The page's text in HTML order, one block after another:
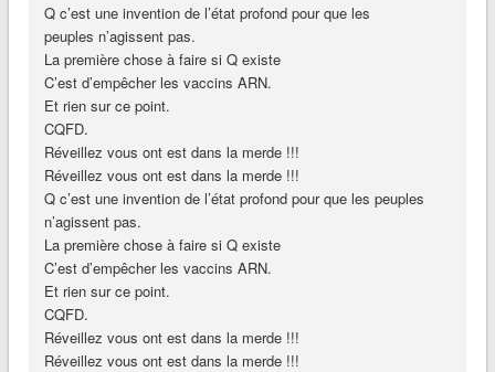
Q c’est une invention de l’état profond pour que les
peuples n’agissent pas.
La première chose à faire si Q existe
C’est d’empêcher les vaccins ARN.
Et rien sur ce point.
CQFD.
Réveillez vous ont est dans la merde !!!
Réveillez vous ont est dans la merde !!!
Q c’est une invention de l’état profond pour que les peuples
n’agissent pas.
La première chose à faire si Q existe
C’est d’empêcher les vaccins ARN.
Et rien sur ce point.
CQFD.
Réveillez vous ont est dans la merde !!!
Réveillez vous ont est dans la merde !!!